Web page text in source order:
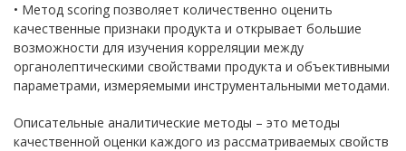
• Метод sсoring позволяет количественно оценить
качественные признаки продукта и открывает большие
возможности для изучения корреляции между
органолептическими свойствами продукта и объективными
параметрами, измеряемыми инструментальными методами.
Описательные аналитические методы – это методы
качественной оценки каждого из рассматриваемых свойств